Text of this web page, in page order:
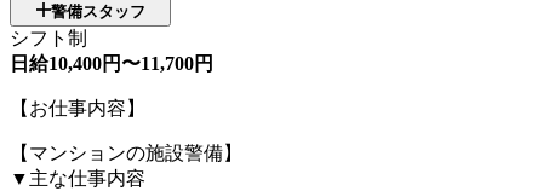
警備スタッフ
シフト制
日給10,400円〜11,700円
【お仕事内容】
【マンションの施設警備】
▼主な仕事内容